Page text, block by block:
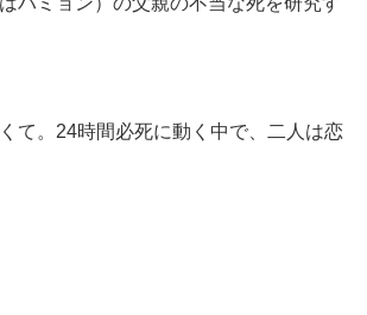
て。24時間必死に動く中で、二人は恋